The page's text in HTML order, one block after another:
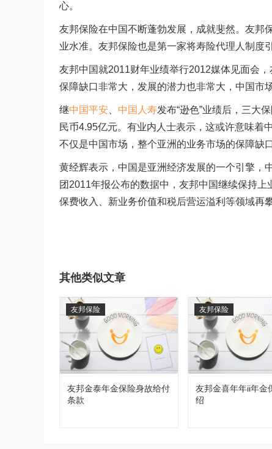
心。
友邦保险在中国不断蓬勃发展，成就斐然。友邦
业水准。友邦保险也是第一家将寿险代理人制度
友邦中国就2011财年业绩举行2012媒体见面会
保障缺口非常大，发展的潜力也非常大，中国市
继中国平安 中国人寿发布“逊色”业绩后，三大
民币4.95亿元。有业内人士表示，这或许意味着
不仅是中国市场，整个亚洲的业务市场的保障缺
黄经辉表示，中国是亚洲经济发展的一个引擎，
团2011年报公布的数据中，友邦中国继续保持
保费收入、新业务价值和税后营运溢利等领域再
其他类似文章
友邦金泰年金保险身故给付
条款
友邦保险
友邦金喜年年ii年金
绍
友邦保险